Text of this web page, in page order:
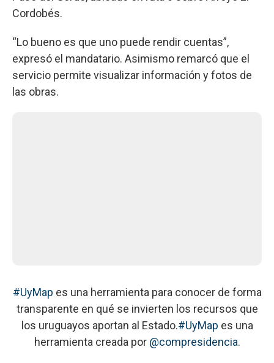
Cordobés.
“Lo bueno es que uno puede rendir cuentas”,
expresó el mandatario. Asimismo remarcó que el
servicio permite visualizar información y fotos de
las obras.
#UyMap es una herramienta para conocer de forma
transparente en qué se invierten los recursos que
los uruguayos aportan al Estado.#UyMap es una
herramienta creada por @compresidencia.